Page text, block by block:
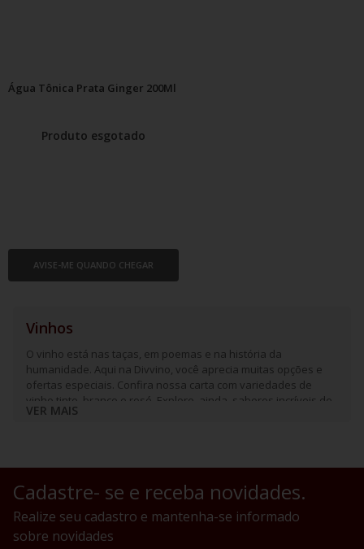
Água Tônica Prata Ginger 200Ml
Produto esgotado
AVISE-ME QUANDO CHEGAR
Vinhos
O vinho está nas taças, em poemas e na história da
humanidade. Aqui na Divvino, você aprecia muitas opções e
ofertas especiais. Confira nossa carta com variedades de
vinho tinto, branco e rosé. Explore, ainda, sabores incríveis de
espumantes e frisantes.
VER MAIS
Cadastre- se e receba novidades.
Realize seu cadastro e mantenha-se informado
sobre novidades